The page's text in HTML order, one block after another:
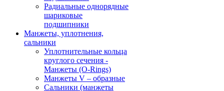
Радиальные однорядные
шариковые
подшипники
Манжеты, уплотнения,
сальники
Уплотнительные кольца
круглого сечения -
Манжеты (O-Rings)
Манжеты V – образные
Сальники (манжеты